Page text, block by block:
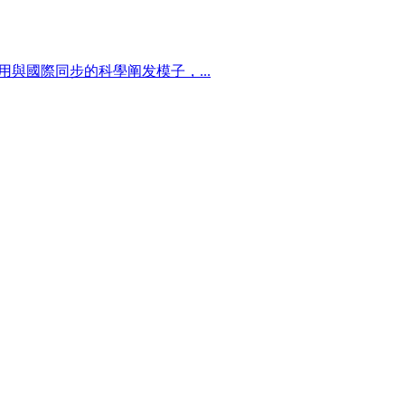
與國際同步的科學阐发模子，...